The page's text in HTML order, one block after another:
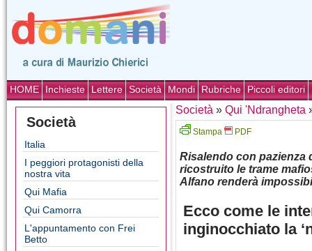
HOME Inchieste Lettere Società Mondi Rubriche Piccoli editori
Società
Italia
I peggiori protagonisti della
nostra vita
Qui Mafia
Qui Camorra
L'appuntamento con Frei
Betto
Società » Qui 'Ndrangheta
Stampa PDF
Risalendo con pazienza
ricostruito le trame
Alfano renderà
Ecco come le
inginocchiato la